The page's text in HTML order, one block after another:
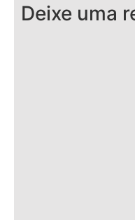
Deixe uma